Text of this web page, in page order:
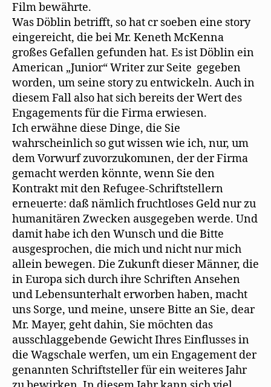
Film bewährte.
Was Döblin betrifft, so hat cr soeben eine story
eingereicht, die bei Mr. Keneth McKenna
großes Gefallen gefunden hat. Es ist Döblin ein
American „Junior“ Writer zur Seite gegeben
worden, um seine story zu entwickeln. Auch in
diesem Fall also hat sich bereits der Wert des
Engagements für die Firma erwiesen.
Ich erwähne diese Dinge, die Sie
wahrscheinlich so gut wissen wie ich, nur, um
dem Vorwurf zuvorzukomınen, der der Firma
gemacht werden könnte, wenn Sie den
Kontrakt mit den Refugee-Schriftstellern
erneuerte: daß nämlich fruchtloses Geld nur zu
humanitären Zwecken ausgegeben werde. Und
damit habe ich den Wunsch und die Bitte
ausgesprochen, die mich und nicht nur mich
allein bewegen. Die Zukunft dieser Männer, die
in Europa sich durch ihre Schriften Ansehen
und Lebensunterhalt erworben haben, macht
uns Sorge, und meine, unsere Bitte an Sie, dear
Mr. Mayer, geht dahin, Sie möchten das
ausschlaggebende Gewicht Ihres Einflusses in
die Wagschale werfen, um ein Engagement der
genannten Schriftsteller für ein weiteres Jahr